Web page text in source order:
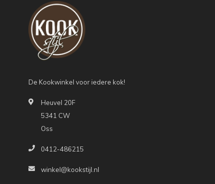
De Kookwinkel voor iedere kok!
Heuvel 20F
5341 CW
Oss
0412-486215
winkel@kookstijl.nl